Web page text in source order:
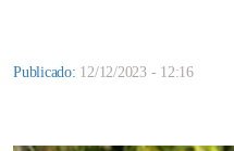
Publicado: 12/12/2023 - 12:16